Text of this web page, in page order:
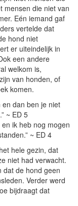
mensen die niet van
Eén iemand gaf
vertelde dat
hond niet
er uiteindelijk in
een andere
welkom is,
van honden, of
komen.
en dan ben je niet
~ ED 5
ik heb nog mogen
~ ED 4
hele gezin, dat
niet had verwacht.
dat de hond geen
Verder werd
bijdraagt dat